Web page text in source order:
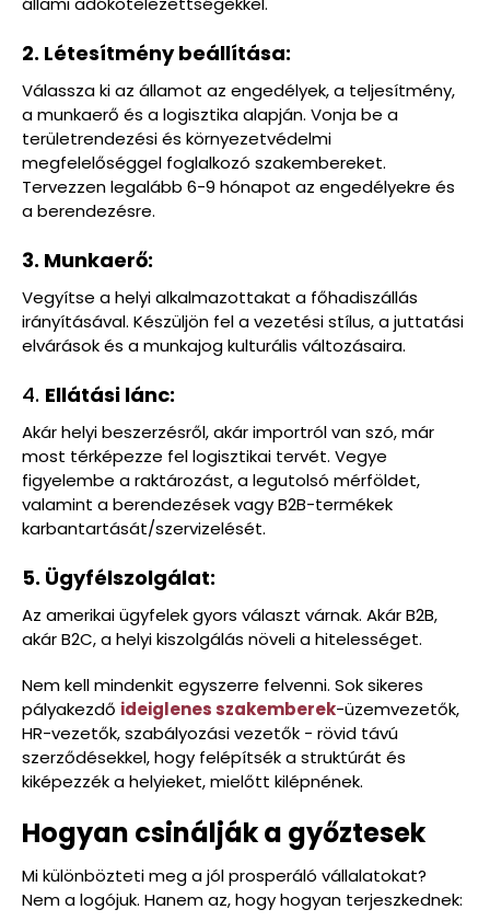
2. Létesítmény beállítása:
Válassza ki az államot az engedélyek, a teljesítmény,
a munkaerő és a logisztika alapján. Vonja be a
területrendezési és környezetvédelmi
megfelelőséggel foglalkozó szakembereket.
Tervezzen legalább 6-9 hónapot az engedélyekre és
a berendezésre.
3. Munkaerő:
Vegyítse a helyi alkalmazottakat a főhadiszállás
irányításával. Készüljön fel a vezetési stílus, a juttatási
elvárások és a munkajog kulturális változásaira.
4. Ellátási lánc:
Akár helyi beszerzésről, akár importról van szó, már
most térképezze fel logisztikai tervét. Vegye
figyelembe a raktározást, a legutolsó mérföldet,
valamint a berendezések vagy B2B-termékek
karbantartását/szervizelését.
5. Ügyfélszolgálat:
Az amerikai ügyfelek gyors választ várnak. Akár B2B,
akár B2C, a helyi kiszolgálás növeli a hitelességet.
Nem kell mindenkit egyszerre felvenni. Sok sikeres
pályakezdő ideiglenes szakemberek-üzemvezetők,
HR-vezetők, szabályozási vezetők - rövid távú
szerződésekkel, hogy felépítsék a struktúrát és
kiképezzék a helyieket, mielőtt kilépnének.
Hogyan csinálják a győztesek
Mi különbözteti meg a jól prosperáló vállalatokat?
Nem a logójuk. Hanem az, hogy hogyan terjeszkednek: